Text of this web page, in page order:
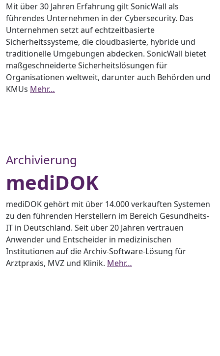
Mit über 30 Jahren Erfahrung gilt SonicWall als
führendes Unternehmen in der Cybersecurity. Das
Unternehmen setzt auf echtzeitbasierte
Sicherheitssysteme, die cloudbasierte, hybride und
traditionelle Umgebungen abdecken. SonicWall bietet
maßgeschneiderte Sicherheitslösungen für
Organisationen weltweit, darunter auch Behörden und
KMUs Mehr…
Archivierung
mediDOK
mediDOK gehört mit über 14.000 verkauften Systemen
zu den führenden Herstellern im Bereich Gesundheits-
IT in Deutschland. Seit über 20 Jahren vertrauen
Anwender und Entscheider in medizinischen
Institutionen auf die Archiv-Software-Lösung für
Arztpraxis, MVZ und Klinik. Mehr…